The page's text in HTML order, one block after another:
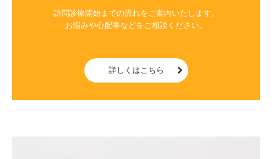
訪問診療開始までの流れをご案内いたします。
お悩みや心配事などをご相談ください。
詳しくはこちら